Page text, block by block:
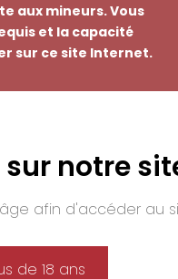
aux mineurs. Vous
et la capacité
sur ce site Internet.
notre
afin d'accéder au
de 18 ans